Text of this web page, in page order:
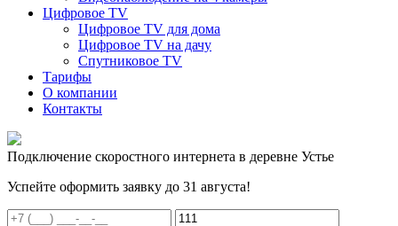
Цифровое TV
Цифровое TV для дома
Цифровое TV на дачу
Спутниковое TV
Тарифы
О компании
Контакты
Подключение скоростного интернета в деревне Устье
Успейте оформить заявку до 31 августа!